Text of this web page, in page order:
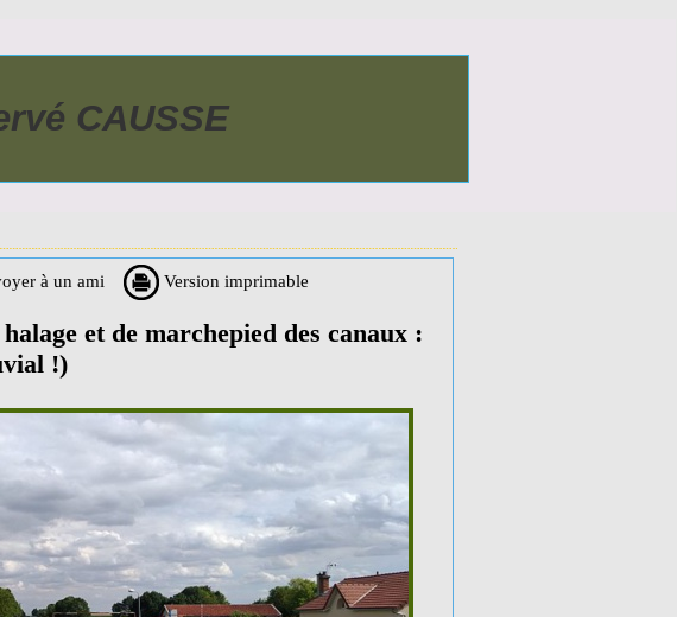
CAUSSE
à un ami Version imprimable
et de marchepied des canaux :
!)